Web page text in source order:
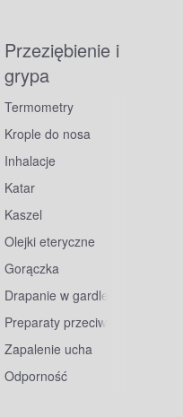
Przeziębienie i
grypa
Termometry
Krople do nosa
Inhalacje
Katar
Kaszel
Olejki eteryczne
Gorączka
Drapanie w gardle
Preparaty przeciwwirusowe
Zapalenie ucha
Odporność